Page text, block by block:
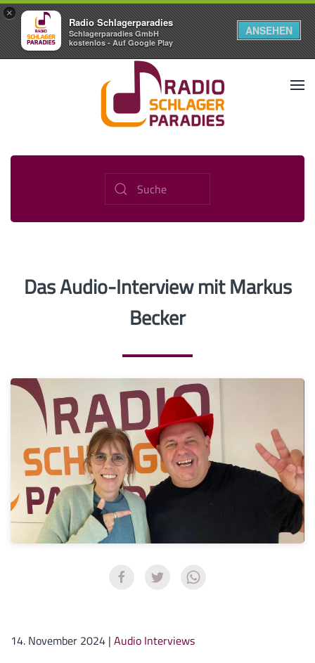
×
Radio Schlagerparadies
Schlagerparadies GmbH
kostenlos - Auf Google Play
ANSEHEN
Das Audio-Interview mit Markus
Becker
14. November 2024 | Audio Interviews